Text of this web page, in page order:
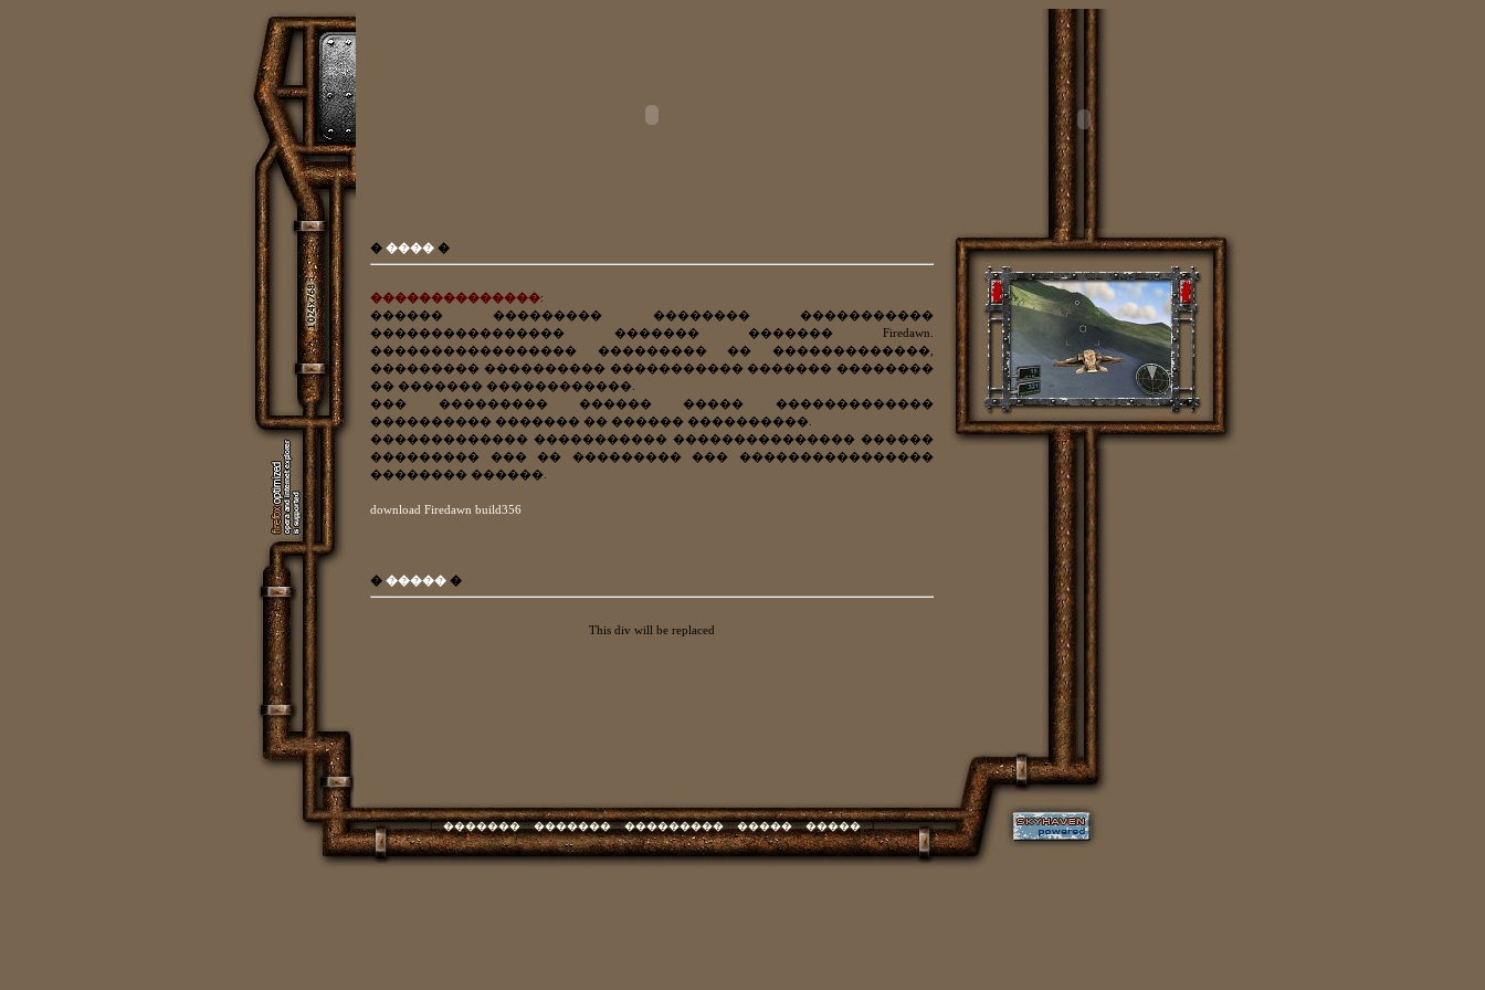
������
��������������:
������ ��������� �������� �����������
���������������� ������� ������� Firedawn.
����������������� ��������� �� �������������,
��������� ���������� ����������� ������� ��������
�� ������� ������������.
��� ��������� ������ ����� �������������
���������� ������� �� ������ ����������.
������������� ����������� ��������������� ������
��������� ��� �� ��������� ��� ����������������
�������� ������.
download Firedawn build356
�������
This div will be replaced
[::�������::�������::���������::�����::�����::]